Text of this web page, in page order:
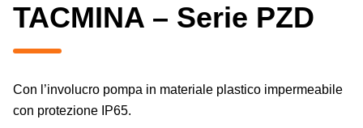
TACMINA – Serie PZD
Con l’involucro pompa in materiale plastico impermeabile
con protezione IP65.